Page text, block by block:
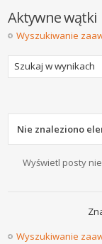
Aktywne wątki
Wyszukiwanie
Nie znaleziono
Wyświetl posty
Wyszukiwanie